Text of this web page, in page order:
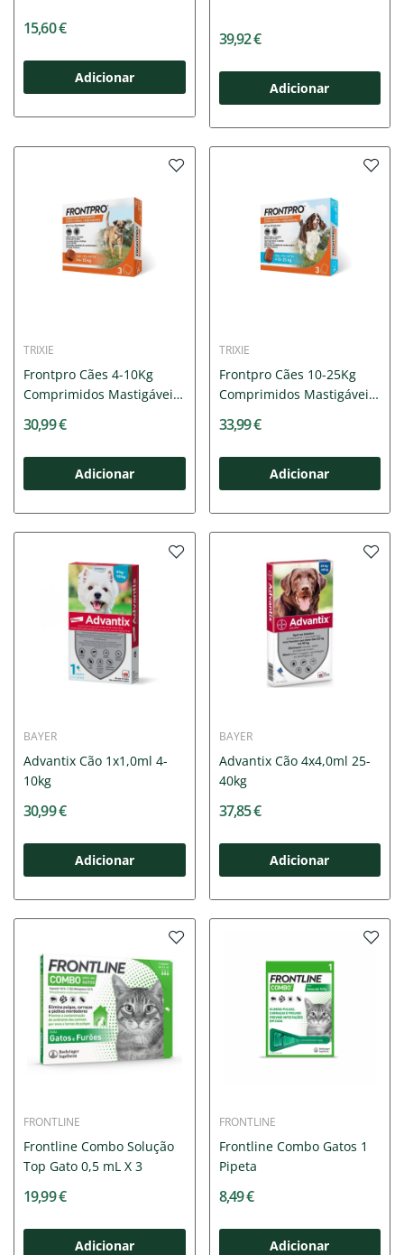
15,60 €
Adicionar
39,92 €
Adicionar
TRIXIE
Frontpro Cães 4-10Kg
Comprimidos Mastigáveis
30,99 €
Adicionar
TRIXIE
Frontpro Cães 10-25Kg
Comprimidos Mastigáveis
33,99 €
Adicionar
BAYER
Advantix Cão 1x1,0ml 4-
10kg
30,99 €
Adicionar
BAYER
Advantix Cão 4x4,0ml 25-
40kg
37,85 €
Adicionar
FRONTLINE
Frontline Combo Solução
Top Gato 0,5 mL X 3
19,99 €
Adicionar
FRONTLINE
Frontline Combo Gatos 1
Pipeta
8,49 €
Adicionar